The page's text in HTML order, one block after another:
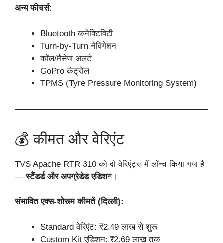
अन्य फीचर्स:
Bluetooth कनेक्टिविटी
Turn-by-Turn नेविगेशन
कॉल/मैसेज अलर्ट
GoPro कंट्रोल
TPMS (Tyre Pressure Monitoring System)
💰 कीमत और वेरिएंट
TVS Apache RTR 310 को दो वेरिएंट्स में लॉन्च किया गया है
—स्टैंडर्ड और अपग्रेडेड एडिशन।
संभावित एक्स-शोरूम कीमतें (दिल्ली):
Standard वेरिएंट: ₹2.49 लाख से शुरू
Custom Kit एडिशन: ₹2.69 लाख तक